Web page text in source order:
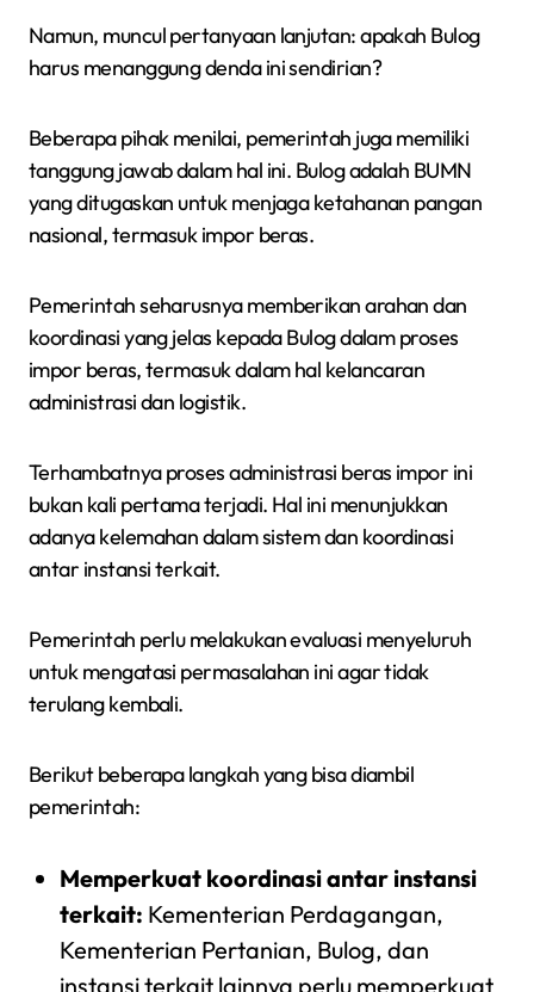
Namun, muncul pertanyaan lanjutan: apakah Bulog
harus menanggung denda ini sendirian?
Beberapa pihak menilai, pemerintah juga memiliki
tanggung jawab dalam hal ini. Bulog adalah BUMN
yang ditugaskan untuk menjaga ketahanan pangan
nasional, termasuk impor beras.
Pemerintah seharusnya memberikan arahan dan
koordinasi yang jelas kepada Bulog dalam proses
impor beras, termasuk dalam hal kelancaran
administrasi dan logistik.
Terhambatnya proses administrasi beras impor ini
bukan kali pertama terjadi. Hal ini menunjukkan
adanya kelemahan dalam sistem dan koordinasi
antar instansi terkait.
Pemerintah perlu melakukan evaluasi menyeluruh
untuk mengatasi permasalahan ini agar tidak
terulang kembali.
Berikut beberapa langkah yang bisa diambil
pemerintah:
Memperkuat koordinasi antar instansi
terkait: Kementerian Perdagangan,
Kementerian Pertanian, Bulog, dan
instansi terkait lainnya perlu memperkuat